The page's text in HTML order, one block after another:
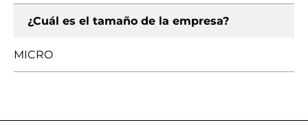
¿Cuál es el tamaño de la empresa?
MICRO